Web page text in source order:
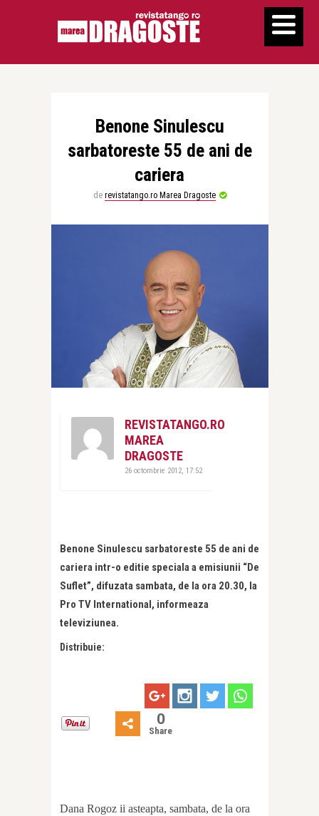
Benone Sinulescu
sarbatoreste 55 de ani de
cariera
de revistatango.ro Marea Dragoste
REVISTATANGO.RO
MAREA
DRAGOSTE
26 octombrie 2012, 17:52
Benone Sinulescu sarbatoreste 55 de ani de
cariera intr-o editie speciala a emisiunii “De
Suflet”, difuzata sambata, de la ora 20.30, la
Pro TV International, informeaza
televiziunea.
Distribuie:
0
Share
Dana Rogoz ii asteapta, sambata, de la ora